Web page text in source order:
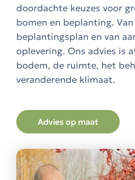
doordachte keuzes voor
bomen en beplanting.
beplantingsplan en van
oplevering. Ons advies is
bodem, de ruimte, het
veranderende klimaat.
Advies op maat